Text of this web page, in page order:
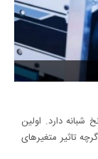
شبانه دارد. اولین
تاثیر متغیرهای